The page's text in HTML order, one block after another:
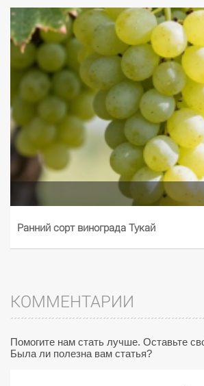
Ранний сорт винограда Тукай
КОММЕНТАРИИ
Помогите нам стать лучше. Оставьте
Была ли полезна вам статья?